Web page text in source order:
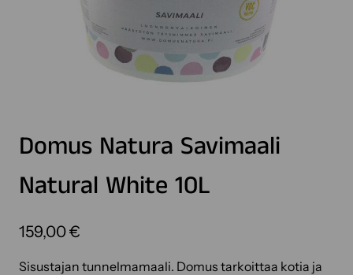
Domus Natura Savimaali
Natural White 10L
159,00€
Sisustajan tunnelmamaali. Domus tarkoittaa kotia ja